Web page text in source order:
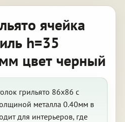
ячейка
h=35
цвет черный
грильято 86х86 с
металла 0.40мм в
для интерьеров, где